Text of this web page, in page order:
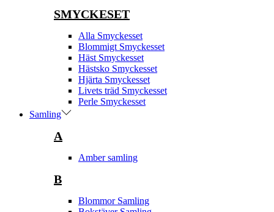
SMYCKESET
Alla Smyckesset
Blommigt Smyckesset
Häst Smyckesset
Hästsko Smyckesset
Hjärta Smyckesset
Livets träd Smyckesset
Perle Smyckesset
Samling
A
Amber samling
B
Blommor Samling